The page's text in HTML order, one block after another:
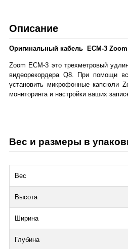
Описание
Оригинальный кабель ECM-3
Zoom ECM-3 это трехметровый
видеорекордера Q8. При помощи
установить микрофонные капсюли
мониторинга и настройки ваших
Вес и размеры в
Вес
Высота
Ширина
Глубина